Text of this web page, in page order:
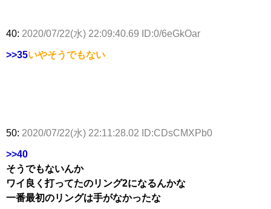
40: 2020/07/22(水) 22:09:40.69 ID:0/6eGkOar
>>35いやそうでもない
50: 2020/07/22(水) 22:11:28.02 ID:CDsCMXPb0
>>40
そうでもないんか
ワイ良く打ってたのリング2になるんかな
一番最初のリングは手がなかったな